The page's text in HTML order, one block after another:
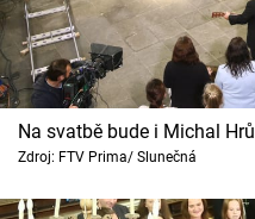
Na svatbě bude i Michal
Zdroj: FTV Prima/ Slunečná